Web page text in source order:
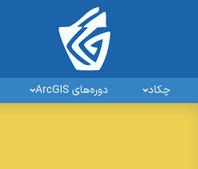
چکاد دوره‌های ArcGIS